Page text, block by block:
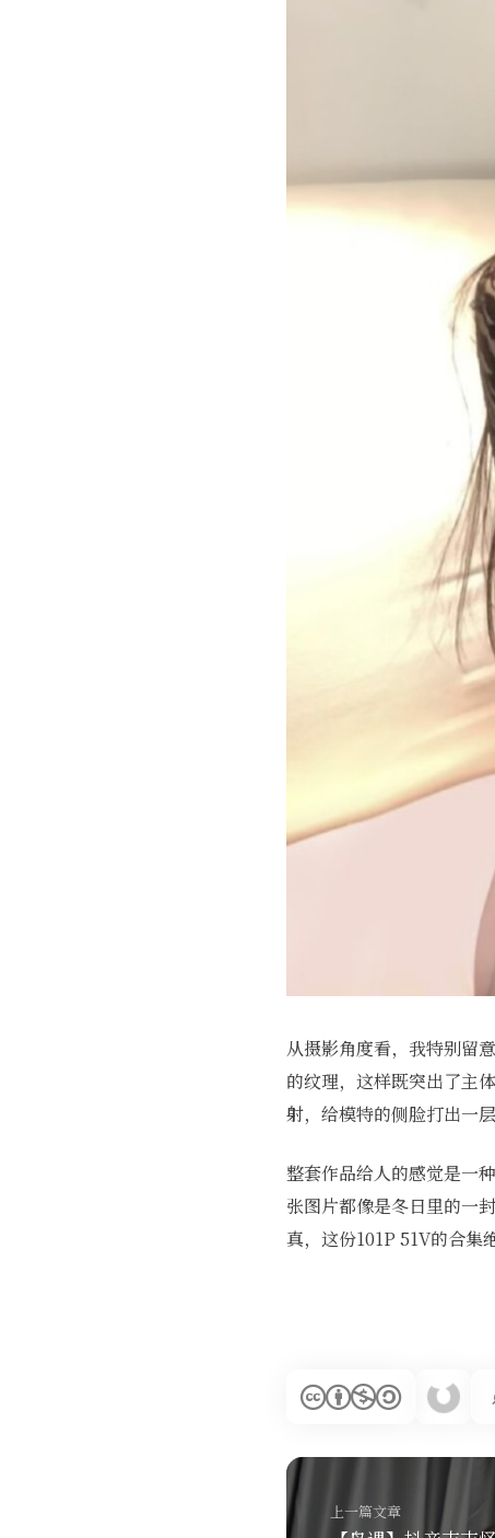
从摄影角度看，我特别留
的纹理，这样既突出了主
射，给模特的侧脸打出一
整套作品给人的感觉是一
张图片都像是冬日里的一
真，这份101P 51V的合集
上一篇文章